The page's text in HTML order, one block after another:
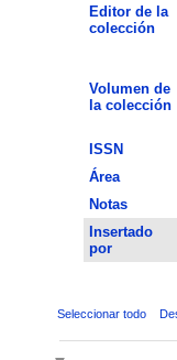
Editor de la
colección
Volumen de
la colección
ISSN
Área
Notas
Insertado
por
Seleccionar todo